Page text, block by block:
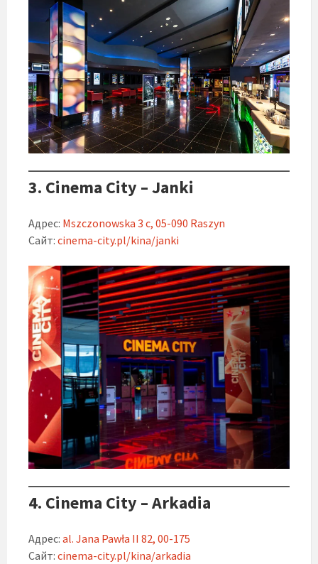
3. Cinema City – Janki
Адрес: Mszczonowska 3 c, 05-090 Raszyn
Сайт: cinema-city.pl/kina/janki
4. Cinema City – Arkadia
Адрес: al. Jana Pawła II 82, 00-175
Сайт: cinema-city.pl/kina/arkadia